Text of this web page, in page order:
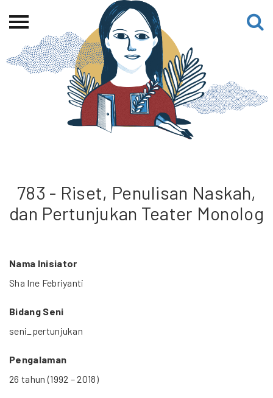
Beranda
Tentang
Permohonan Hibah
Sekolah Pemikiran
Proyek Terdahulu
Kredit Web-site
783 - Riset, Penulisan Naskah,
dan Pertunjukan Teater Monolog
Nama Inisiator
Sha Ine Febriyanti
Bidang Seni
seni_pertunjukan
Pengalaman
26 tahun (1992 – 2018)